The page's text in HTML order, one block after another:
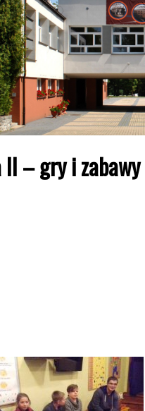
– gry i